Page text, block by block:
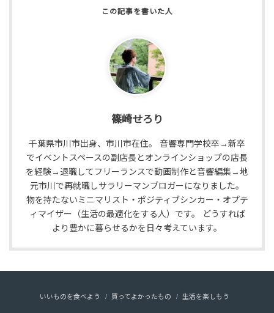
篠崎せろり
千葉県市川市出身、市川市在住。 音響専門学校卒→新卒
でイベントスペースの副店長とオンラインショップの店長
を経験→退職してフリーランスで動画制作と音響編集→地
元市川で再就職しサラリーマンブロガーになりました。
物を持たないミニマリスト・ポジティブシンカー・オプテ
ィマイザー（生活の最適化をする人）です。 どうすれば
より豊かに暮らせるかを日々考えています。
いいものを食べよう 買ってよかったもの 生活を楽しもう